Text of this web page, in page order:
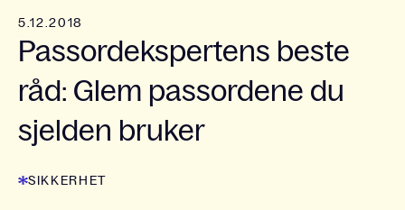
5.12.2018
Passordekspertens beste
råd: Glem passordene du
sjelden bruker
SIKKERHET